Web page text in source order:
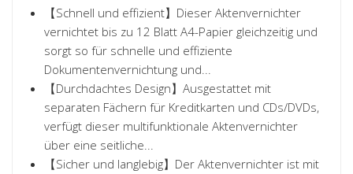
【Schnell und effizient】Dieser Aktenvernichter
vernichtet bis zu 12 Blatt A4-Papier gleichzeitig und
sorgt so für schnelle und effiziente
Dokumentenvernichtung und...
【Durchdachtes Design】Ausgestattet mit
separaten Fächern für Kreditkarten und CDs/DVDs,
verfügt dieser multifunktionale Aktenvernichter
über eine seitliche...
【Sicher und langlebig】Der Aktenvernichter ist mit